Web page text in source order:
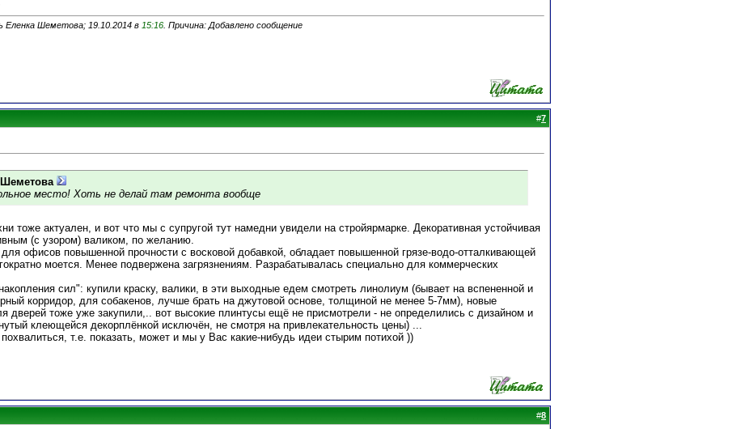
Еленка Шеметова; 19.10.2014 в 15:16 . Причина: Добавлено сообщение
#7
место! Хоть не делай там ремонта вообще
тоже актуален, и вот что мы с супругой тут намедни увидели на стройярмарке. Декоративная устойчивая
(с узором) валиком, по желанию.
для офисов повышенной прочности с восковой добавкой, обладает повышенной грязе-водо-отталкивающей
моется. Менее подвержена загрязнениям. Разрабатывалась специально для коммерческих
сил": купили краску, валики, в эти выходные едем смотреть линолиум (бывает на вспененной и
корридор, для собакенов, лучше брать на джутовой основе, толщиной не менее 5-7мм), новые
дверей тоже уже закупили,.. вот высокие плинтусы ещё не присмотрели - не определились с дизайном и
клеющейся декорплёнкой исключён, не смотря на привлекательность цены) ...
похвалиться, т.е. показать, может и мы у Вас какие-нибудь идеи стырим потихой ))
#8